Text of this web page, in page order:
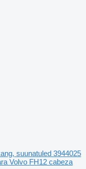
suunatuled 3944025
Volvo FH12 cabeza